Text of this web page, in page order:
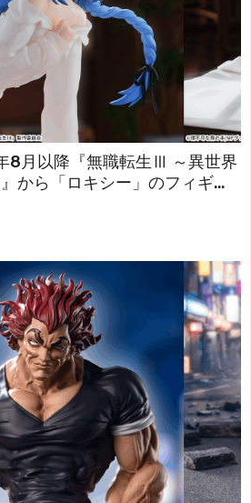
8月以降『無職転生Ⅲ ～異世界
から「ロキシー」のフィギュ